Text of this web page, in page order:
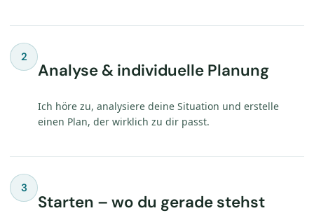
2
Analyse & individuelle Planung
Ich höre zu, analysiere deine Situation und erstelle
einen Plan, der wirklich zu dir passt.
3
Starten – wo du gerade stehst